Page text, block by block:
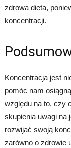
zdrowa dieta,
koncentracji.
Koncentracja jest
pomóc nam
względu na to, czy
skupienia uwagi na
rozwijać swoją
zarówno o zdrowie